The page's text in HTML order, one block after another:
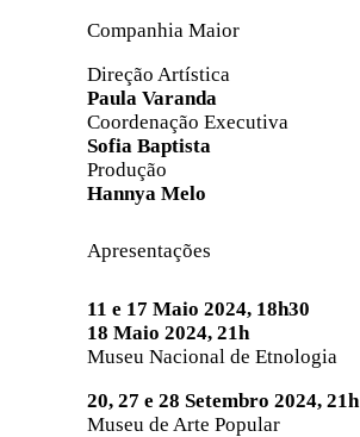
Companhia Maior
Direção Artística
Paula Varanda
Coordenação Executiva
Sofia Baptista
Produção
Hannya Melo
Apresentações
11 e 17 Maio 2024, 18h30
18 Maio 2024, 21h
Museu Nacional de Etnologia
20, 27 e 28 Setembro 2024, 21h
Museu de Arte Popular